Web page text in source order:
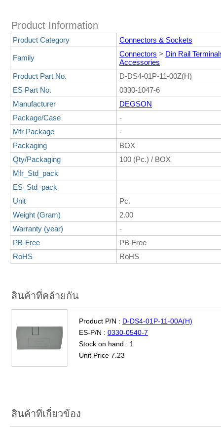
Product Information
Product Category Connectors & Sockets
Family Connectors > Din Rail
Accessories
Product Part No.
D-DS4-01P-11-00Z(H)
ES Part No.
0330-1047-6
Manufacturer
DEGSON
Package/Case
-
Mfr Package
-
Packaging
BOX
Qty/Packaging
100 (Pc.) / BOX
Mfr_Std_pack
ES_Std_pack
Unit
Pc.
Weight (Gram)
2.00
Warranty (year)
-
PB-Free
PB-Free
RoHS
RoHS
สินค้าที่คล้ายกัน
Product P/N : D-DS4-01P-11-00A(H)
ES-P/N : 0330-0540-7
Stock on hand : 1
Unit Price 7.23
สินค้าที่เกี่ยวข้อง